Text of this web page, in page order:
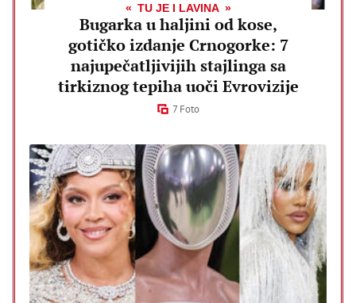
TU JE I LAVINA
Bugarka u haljini od kose,
gotičko izdanje Crnogorke: 7
najupečatljivijih stajlinga sa
tirkiznog tepiha uoči Evrovizije
7 Foto